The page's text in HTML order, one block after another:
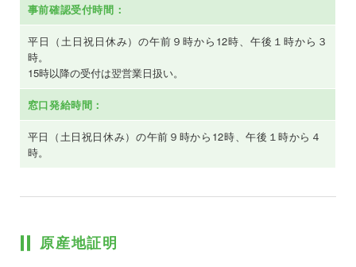
事前確認受付時間：
平日（土日祝日休み）の午前９時から12時、午後１時から３
時。
15時以降の受付は翌営業日扱い。
窓口発給時間：
平日（土日祝日休み）の午前９時から12時、午後１時から４
時。
原産地証明